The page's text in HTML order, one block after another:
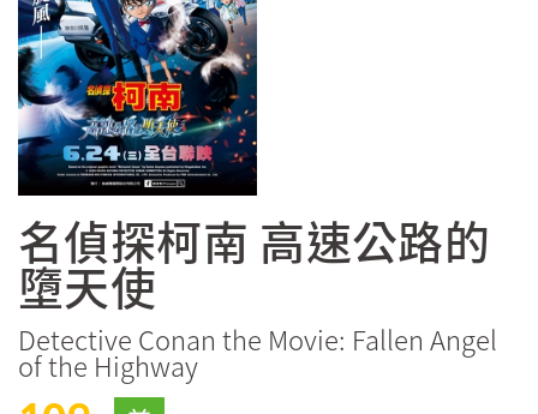
名偵探柯南 高速公路的
墮天使
Detective Conan the Movie: Fallen Angel
of the Highway